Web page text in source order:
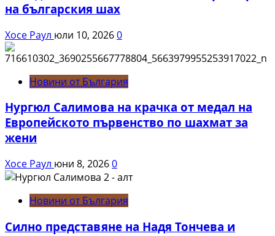
на българския шах
Хосе Раул юли 10, 20260
Новини от България
Нургюл Салимова на крачка от медал на
Европейското първенство по шахмат за
жени
Хосе Раул юни 8, 20260
Новини от България
Силно представяне на Надя Тончева и